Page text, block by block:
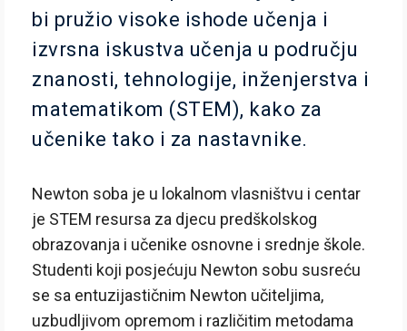
bi pružio visoke ishode učenja i
izvrsna iskustva učenja u području
znanosti, tehnologije, inženjerstva i
matematikom (STEM), kako za
učenike tako i za nastavnike.
Newton soba je u lokalnom vlasništvu i centar
je STEM resursa za djecu predškolskog
obrazovanja i učenike osnovne i srednje škole.
Studenti koji posjećuju Newton sobu susreću
se sa entuzijastičnim Newton učiteljima,
uzbudljivom opremom i različitim metodama